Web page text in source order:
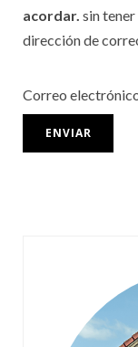
acordar. sin
dirección de
Correo